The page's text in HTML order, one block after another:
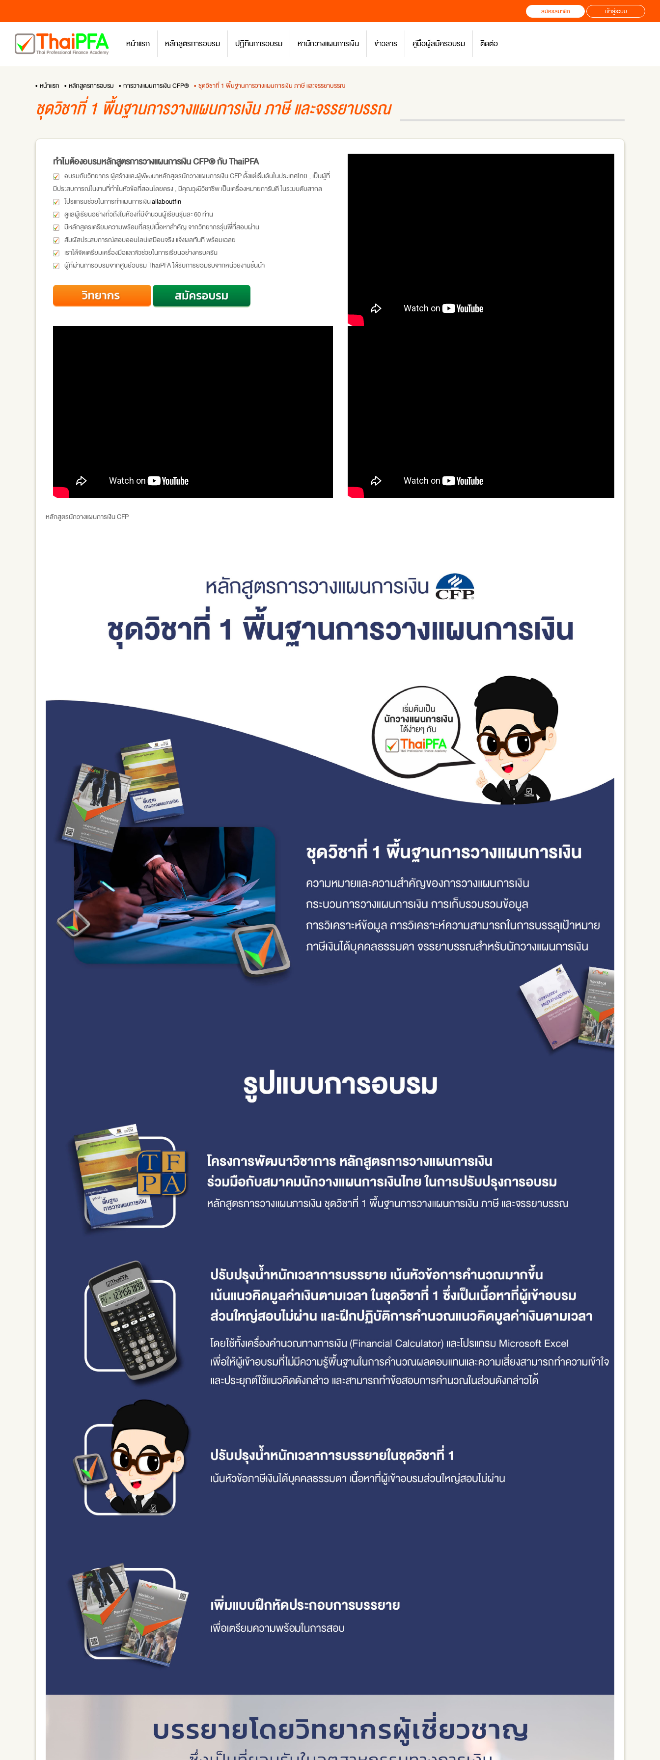
สมัครสมาชิก เข้าสู่ระบบ
หน้าแรก หลักสูตรการอบรม ปฏิทินการอบรม หานักวางแผนการเงิน ข่าวสาร คู่มือผู้สมัครอบรม ติดต่อ
• หน้าแรก • หลักสูตรการอบรม • การวางแผนการเงิน CFP® • ชุดวิชาที่ 1 พื้นฐานการวางแผนการเงิน ภาษี และจรรยาบรรณ
ชุดวิชาที่ 1 พื้นฐานการวางแผนการเงิน ภาษี และจรรยาบรรณ
ทำไมต้องอบรมหลักสูตรการวางแผนการเงิน CFP® กับ ThaiPFA
อบรมกับวิทยากร ผู้สร้างและผู้พัฒนาหลักสูตรนักวางแผนการเงิน CFP ตั้งแต่เริ่มต้นในประเทศไทย , เป็นผู้ที่
มีประสบการณ์ในงานที่ทำในหัวข้อที่สอนโดยตรง , มีคุณวุฒิวิชาชีพ เป็นเครื่องหมายการันตี ในระบบดับสากล
โปรแกรมช่วยในการทำแผนการเงินallaboutfin
ดูแลผู้เรียนอย่างทั่วถึงในห้องที่มีจำนวนผู้เรียนรุ่นละ 60 ท่าน
มีหลักสูตรเตรียมความพร้อมที่สรุปเนื้อหาสำคัญ จากวิทยากรรุ่นพี่ที่สอบผ่าน
สัมผัสประสบการณ์สอบออนไลน์เสมือนจริง แจ้งผลทันที พร้อมเฉลย
เราได้จัดเตรียมเครื่องมือและตัวช่วยในการเรียนอย่างครบครัน
ผู้ที่ผ่านการอบรมจากศูนย์อบรม ThaiPFA ได้รับการยอมรับจากหน่วยงานชั้นนำ
หลักสูตรนักวางแผนการเงิน CFP